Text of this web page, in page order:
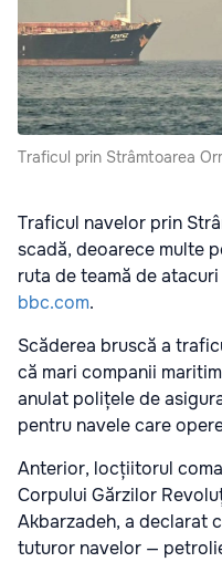
Traficul prin Strâmtoarea
Traficul navelor prin
scadă, deoarece multe
ruta de teamă de
bbc.com.
Scăderea bruscă a
că mari companii
anulat polițele de
pentru navele care
Anterior, locțiitorul
Corpului Gărzilor
Akbarzadeh, a declarat
tuturor navelor —